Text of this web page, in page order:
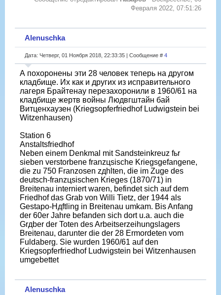
Февраля 2022, 07:51:26
Alenuschka
Дата: Четверг, 01 Ноября 2018, 22:33:35 | Сообщение # 4
А похоронены эти 28 человек теперь на другом
кладбище. Их как и других из исправительного
лагеря Брайтенау перезахоронили в 1960/61 на
кладбище жертв войны Людвгштайн бай
Витценхаузен (Kriegsopferfriedhof Ludwigstein bei
Witzenhausen)
Station 6
Anstaltsfriedhof
Neben einem Denkmal mit Sandsteinkreuz fьr
sieben verstorbene franzцsische Kriegsgefangene,
die zu 750 Franzosen zдhlten, die im Zuge des
deutsch-franzцsischen Krieges (1870/71) in
Breitenau interniert waren, befindet sich auf dem
Friedhof das Grab von Willi Tietz, der 1944 als
Gestapo-Hдftling in Breitenau umkam. Bis Anfang
der 60er Jahre befanden sich dort u.a. auch die
Grдber der Toten des Arbeitserzeihungslagers
Breitenau, darunter die der 28 Ermordeten vom
Fuldaberg. Sie wurden 1960/61 auf den
Kriegsopferfriedhof Ludwigstein bei Witzenhausen
umgebettet
Alenuschka